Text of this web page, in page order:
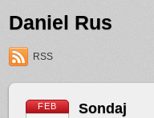
Daniel Rus
RSS
FEB Sondaj